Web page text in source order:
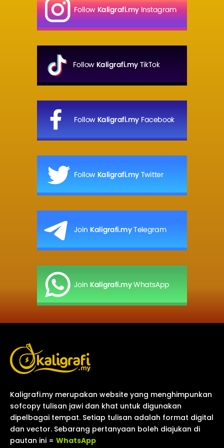
Kaligrafi.my merupakan website yang menghimpunkan
sofcopy tulisan jawi dan khat untuk digunakan
dipelbagai tempat. Setiap tulisan adalah format digital
dan vector. Sebarang pertanyaan boleh diajukan di
pautan ini =WhatsApp